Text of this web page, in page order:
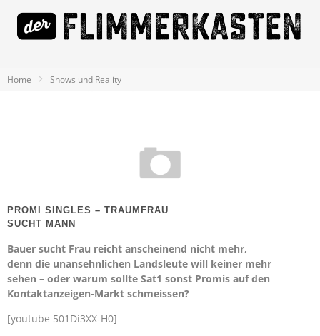
Home Shows und Reality
PROMI SINGLES – TRAUMFRAU
SUCHT MANN
Bauer sucht Frau reicht anscheinend nicht mehr,
denn die unansehnlichen Landsleute will keiner mehr
sehen – oder warum sollte Sat1 sonst Promis auf den
Kontaktanzeigen-Markt schmeissen?
[youtube 501Di3XX-H0]